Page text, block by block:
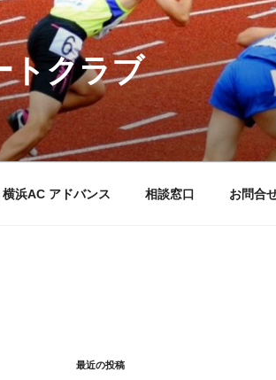
クラブ
横浜AC アドバンス 相談窓口 お問合
最近の投稿